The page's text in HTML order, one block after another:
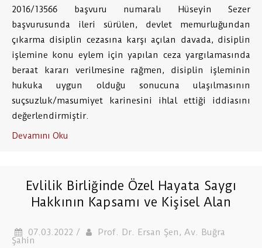
2016/13566 başvuru numaralı Hüseyin Sezer
başvurusunda ileri sürülen, devlet memurluğundan
çıkarma disiplin cezasına karşı açılan davada, disiplin
işlemine konu eylem için yapılan ceza yargılamasında
beraat kararı verilmesine rağmen, disiplin işleminin
hukuka uygun olduğu sonucuna ulaşılmasının
suçsuzluk/masumiyet karinesini ihlal ettiği iddiasını
değerlendirmiştir.
Devamını Oku
Evlilik Birliğinde Özel Hayata Saygı
Hakkının Kapsamı ve Kişisel Alan
07.03.2022 / Prof. Dr. Ersan Şen, Av. Buğra
Şahin